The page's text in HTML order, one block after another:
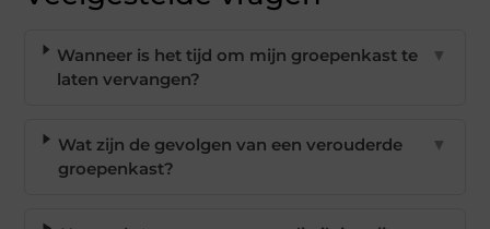
Wanneer is het tijd om mijn groepenkast te
laten vervangen?
▼
Wat zijn de gevolgen van een verouderde
groepenkast?
▼